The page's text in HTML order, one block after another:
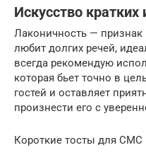
Искусство
Лаконичность — признак
любит долгих речей,
всегда рекомендую
которая бьет точно в
гостей и оставляет
произнести его с
Короткие тосты для